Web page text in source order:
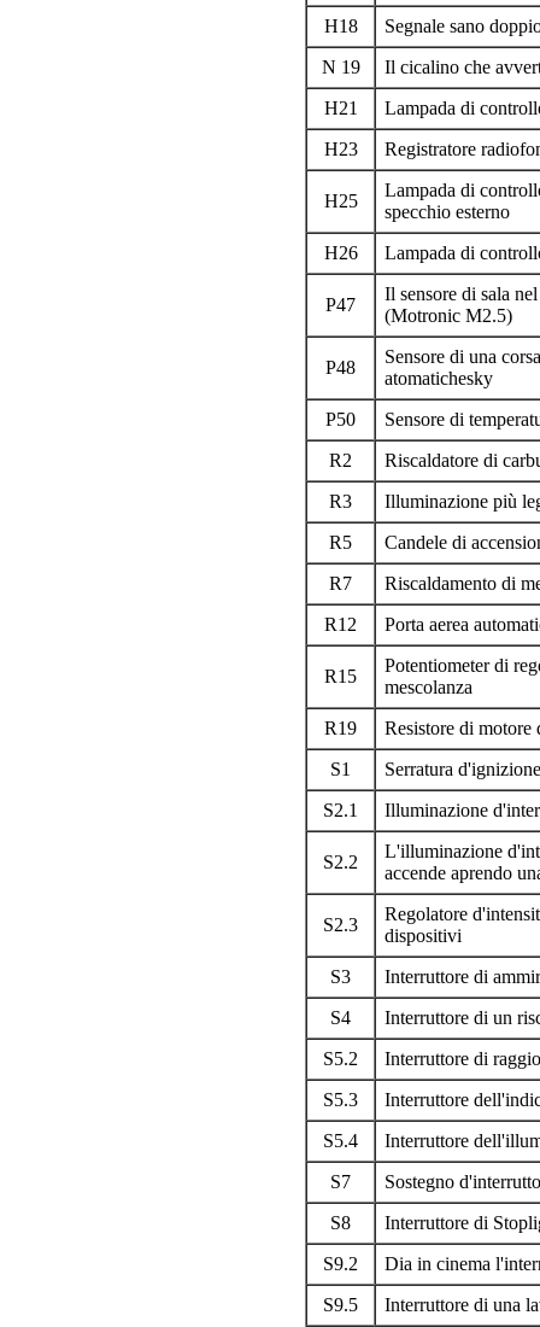
H18
Segnale sano
N 19
Il cicalino che
H21
Lampada di
H23
Registratore
H25
Lampada di
specchio esterno
H26
Lampada di
P47
Il sensore di sala
(Motronic M2.5)
P48
Sensore di una
atomatichesky
P50
Sensore di
R2
Riscaldatore di
R3
Illuminazione più
R5
Candele di
R7
Riscaldamento di
R12
Porta aerea
R15
Potentiometer di
mescolanza
R19
Resistore di motore
S1
Serratura d'ignizione
S2.1
Illuminazione
S2.2
L'illuminazione
accende aprendo
S2.3
Regolatore
dispositivi
S3
Interruttore di
S4
Interruttore di un
S5.2
Interruttore di
S5.3
Interruttore
S5.4
Interruttore
S7
Sostegno
S8
Interruttore di
S9.2
Dia in cinema
S9.5
Interruttore di una